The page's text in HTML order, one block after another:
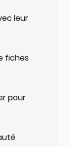
leur
fiches
pour